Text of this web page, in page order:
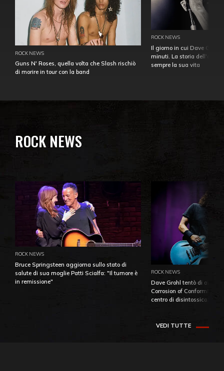
ROCK NEWS
Guns N' Roses, quella volta che Slash rischiò
di morire in tour con la band
ROCK NEWS
Il giorno in cui Dave
minuti. La storia
sempre la sua vita
ROCK NEWS
ROCK NEWS
Bruce Springsteen aggiorna sullo stato di
salute di sua moglie Patti Scialfa: "Il tumore è
in remissione"
ROCK NEWS
Dave Grohl tentò di
Corrosion of Conformity
centro di
VEDI TUTTE